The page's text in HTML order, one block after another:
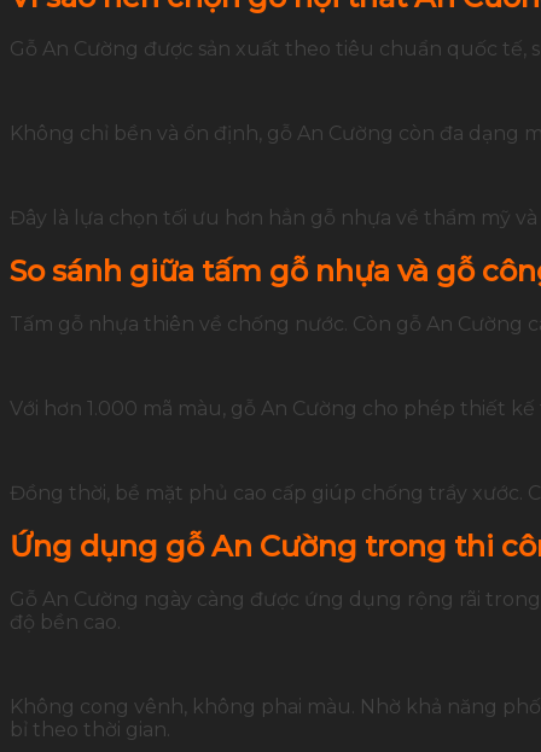
Gỗ An Cường được sản xuất theo tiêu chuẩn quốc tế,
Không chỉ bền và ổn định, gỗ An Cường còn đa dạng
Đây là lựa chọn tối ưu hơn hẳn gỗ nhựa về thẩm mỹ
So sánh giữa tấm gỗ nhựa và gỗ
Tấm gỗ nhựa thiên về chống nước. Còn gỗ An
Với hơn 1.000 mã màu, gỗ An Cường cho phép thiết
Đồng thời, bề mặt phủ cao cấp giúp chống trầy xước.
Ứng dụng gỗ An Cường trong thi
Gỗ An Cường ngày càng được ứng dụng rộng rãi
độ bền cao.
Không cong vênh, không phai màu. Nhờ khả năng
bỉ theo thời gian.